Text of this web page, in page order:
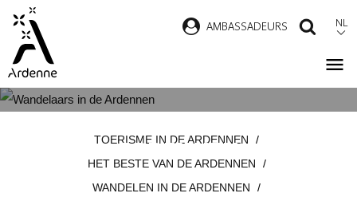
Overslaan
naar
inhoud
AMBASSADEURS NL
ARDENNEN
TOERISME IN DE ARDENNEN
HET BESTE VAN DE ARDENNEN
WANDELEN IN DE ARDENNEN